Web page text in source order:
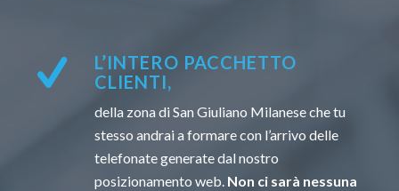
L’INTERO PACCHETTO
CLIENTI,
della zona di San Giuliano Milanese che tu
stesso andrai a formare con l’arrivo delle
telefonate generate dal nostro
posizionamento web. Non ci sarà nessuna